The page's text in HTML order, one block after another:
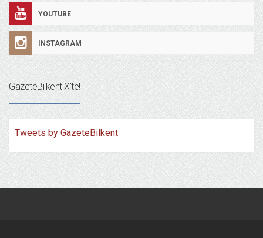
YOUTUBE
INSTAGRAM
GazeteBilkent X’te!
Tweets by GazeteBilkent